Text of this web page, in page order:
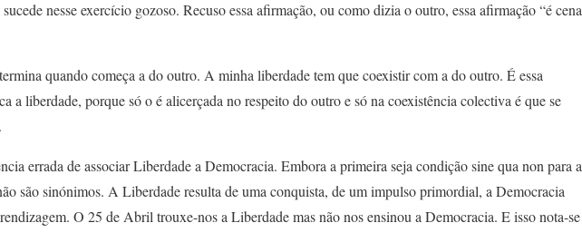
nesse exercício gozoso. Recuso essa afirmação, ou como dizia o outro, essa afirmação “é cena
quando começa a do outro. A minha liberdade tem que coexistir com a do outro. É essa
a liberdade, porque só o é alicerçada no respeito do outro e só na coexistência colectiva é que se
errada de associar Liberdade a Democracia. Embora a primeira seja condição sine qua non para a
são sinónimos. A Liberdade resulta de uma conquista, de um impulso primordial, a Democracia
O 25 de Abril trouxe-nos a Liberdade mas não nos ensinou a Democracia. E isso nota-se